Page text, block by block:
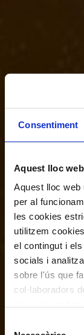
Consentiment
Aquest lloc
Aquest lloc
per al
les cookies
utilitzem
el contingut i
socials i
sobre l'ús que
col·laboradors